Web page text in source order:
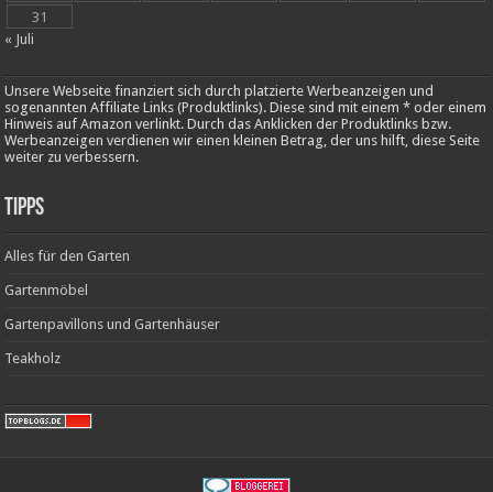
31
« Juli
Unsere Webseite finanziert sich durch platzierte Werbeanzeigen und
sogenannten Affiliate Links (Produktlinks). Diese sind mit einem * oder einem
Hinweis auf Amazon verlinkt. Durch das Anklicken der Produktlinks bzw.
Werbeanzeigen verdienen wir einen kleinen Betrag, der uns hilft, diese Seite
weiter zu verbessern.
Tipps
Alles für den Garten
Gartenmöbel
Gartenpavillons und Gartenhäuser
Teakholz